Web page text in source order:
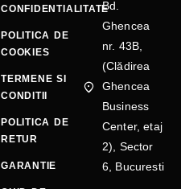
CONFIDENTIALITATE
POLITICA DE
COOKIES
TERMENE SI
CONDITII
POLITICA DE
RETUR
GARANTIE
Bd.
Ghencea
nr. 43B,
(Clădirea
Ghencea
Business
Center, etaj
2), Sector
6, Bucuresti